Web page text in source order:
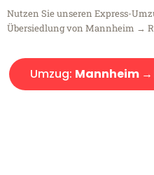
Nutzen Sie unseren Express-
Übersiedlung von Mannheim →
Umzug: Mannheim →